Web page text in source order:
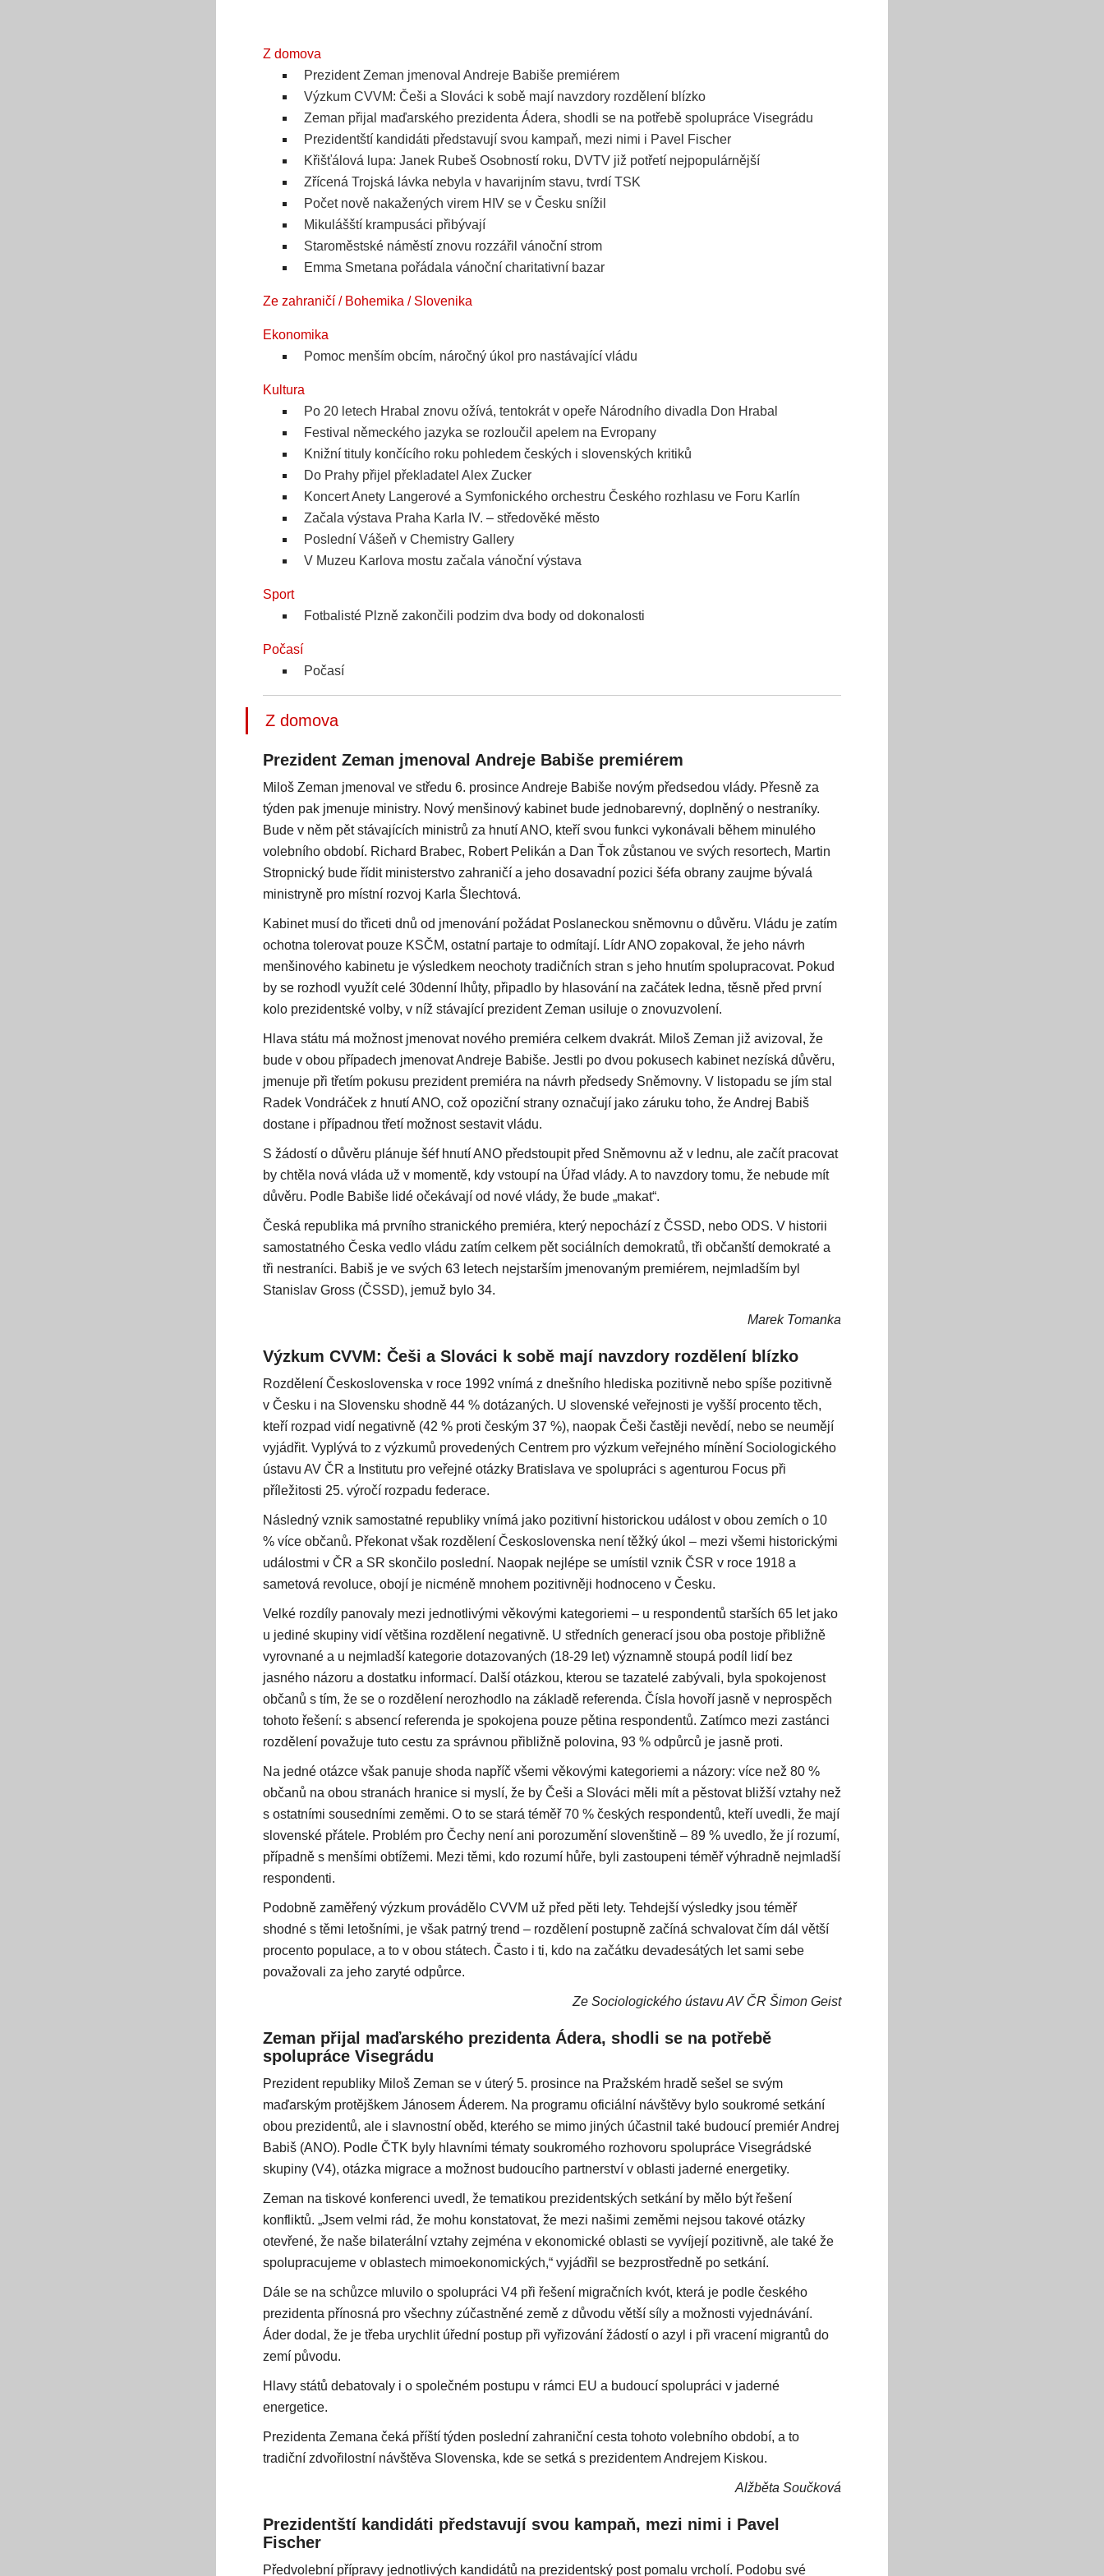
Z domova
Prezident Zeman jmenoval Andreje Babiše premiérem
Výzkum CVVM: Češi a Slováci k sobě mají navzdory rozdělení blízko
Zeman přijal maďarského prezidenta Ádera, shodli se na potřebě spolupráce Visegrádu
Prezidentští kandidáti představují svou kampaň, mezi nimi i Pavel Fischer
Křišťálová lupa: Janek Rubeš Osobností roku, DVTV již potřetí nejpopulárnější
Zřícená Trojská lávka nebyla v havarijním stavu, tvrdí TSK
Počet nově nakažených virem HIV se v Česku snížil
Mikulášští krampusáci přibývají
Staroměstské náměstí znovu rozzářil vánoční strom
Emma Smetana pořádala vánoční charitativní bazar
Ze zahraničí / Bohemika / Slovenika
Ekonomika
Pomoc menším obcím, náročný úkol pro nastávající vládu
Kultura
Po 20 letech Hrabal znovu ožívá, tentokrát v opeře Národního divadla Don Hrabal
Festival německého jazyka se rozloučil apelem na Evropany
Knižní tituly končícího roku pohledem českých i slovenských kritiků
Do Prahy přijel překladatel Alex Zucker
Koncert Anety Langerové a Symfonického orchestru Českého rozhlasu ve Foru Karlín
Začala výstava Praha Karla IV. – středověké město
Poslední Vášeň v Chemistry Gallery
V Muzeu Karlova mostu začala vánoční výstava
Sport
Fotbalisté Plzně zakončili podzim dva body od dokonalosti
Počasí
Počasí
Z domova
Prezident Zeman jmenoval Andreje Babiše premiérem
Miloš Zeman jmenoval ve středu 6. prosince Andreje Babiše novým předsedou vlády. Přesně za
týden pak jmenuje ministry. Nový menšinový kabinet bude jednobarevný, doplněný o nestraníky.
Bude v něm pět stávajících ministrů za hnutí ANO, kteří svou funkci vykonávali během minulého
volebního období. Richard Brabec, Robert Pelikán a Dan Ťok zůstanou ve svých resortech, Martin
Stropnický bude řídit ministerstvo zahraničí a jeho dosavadní pozici šéfa obrany zaujme bývalá
ministryně pro místní rozvoj Karla Šlechtová.
Kabinet musí do třiceti dnů od jmenování požádat Poslaneckou sněmovnu o důvěru. Vládu je zatím
ochotna tolerovat pouze KSČM, ostatní partaje to odmítají. Lídr ANO zopakoval, že jeho návrh
menšinového kabinetu je výsledkem neochoty tradičních stran s jeho hnutím spolupracovat. Pokud
by se rozhodl využít celé 30denní lhůty, připadlo by hlasování na začátek ledna, těsně před první
kolo prezidentské volby, v níž stávající prezident Zeman usiluje o znovuzvolení.
Hlava státu má možnost jmenovat nového premiéra celkem dvakrát. Miloš Zeman již avizoval, že
bude v obou případech jmenovat Andreje Babiše. Jestli po dvou pokusech kabinet nezíská důvěru,
jmenuje při třetím pokusu prezident premiéra na návrh předsedy Sněmovny. V listopadu se jím stal
Radek Vondráček z hnutí ANO, což opoziční strany označují jako záruku toho, že Andrej Babiš
dostane i případnou třetí možnost sestavit vládu.
S žádostí o důvěru plánuje šéf hnutí ANO předstoupit před Sněmovnu až v lednu, ale začít pracovat
by chtěla nová vláda už v momentě, kdy vstoupí na Úřad vlády. A to navzdory tomu, že nebude mít
důvěru. Podle Babiše lidé očekávají od nové vlády, že bude „makat“.
Česká republika má prvního stranického premiéra, který nepochází z ČSSD, nebo ODS. V historii
samostatného Česka vedlo vládu zatím celkem pět sociálních demokratů, tři občanští demokraté a
tři nestraníci. Babiš je ve svých 63 letech nejstarším jmenovaným premiérem, nejmladším byl
Stanislav Gross (ČSSD), jemuž bylo 34.
Marek Tomanka
Výzkum CVVM: Češi a Slováci k sobě mají navzdory rozdělení blízko
Rozdělení Československa v roce 1992 vnímá z dnešního hlediska pozitivně nebo spíše pozitivně
v Česku i na Slovensku shodně 44 % dotázaných. U slovenské veřejnosti je vyšší procento těch,
kteří rozpad vidí negativně (42 % proti českým 37 %), naopak Češi častěji nevědí, nebo se neumějí
vyjádřit. Vyplývá to z výzkumů provedených Centrem pro výzkum veřejného mínění Sociologického
ústavu AV ČR a Institutu pro veřejné otázky Bratislava ve spolupráci s agenturou Focus při
příležitosti 25. výročí rozpadu federace.
Následný vznik samostatné republiky vnímá jako pozitivní historickou událost v obou zemích o 10
% více občanů. Překonat však rozdělení Československa není těžký úkol – mezi všemi historickými
událostmi v ČR a SR skončilo poslední. Naopak nejlépe se umístil vznik ČSR v roce 1918 a
sametová revoluce, obojí je nicméně mnohem pozitivněji hodnoceno v Česku.
Velké rozdíly panovaly mezi jednotlivými věkovými kategoriemi – u respondentů starších 65 let jako
u jediné skupiny vidí většina rozdělení negativně. U středních generací jsou oba postoje přibližně
vyrovnané a u nejmladší kategorie dotazovaných (18-29 let) významně stoupá podíl lidí bez
jasného názoru a dostatku informací. Další otázkou, kterou se tazatelé zabývali, byla spokojenost
občanů s tím, že se o rozdělení nerozhodlo na základě referenda. Čísla hovoří jasně v neprospěch
tohoto řešení: s absencí referenda je spokojena pouze pětina respondentů. Zatímco mezi zastánci
rozdělení považuje tuto cestu za správnou přibližně polovina, 93 % odpůrců je jasně proti.
Na jedné otázce však panuje shoda napříč všemi věkovými kategoriemi a názory: více než 80 %
občanů na obou stranách hranice si myslí, že by Češi a Slováci měli mít a pěstovat bližší vztahy než
s ostatními sousedními zeměmi. O to se stará téměř 70 % českých respondentů, kteří uvedli, že mají
slovenské přátele. Problém pro Čechy není ani porozumění slovenštině – 89 % uvedlo, že jí rozumí,
případně s menšími obtížemi. Mezi těmi, kdo rozumí hůře, byli zastoupeni téměř výhradně nejmladší
respondenti.
Podobně zaměřený výzkum provádělo CVVM už před pěti lety. Tehdejší výsledky jsou téměř
shodné s těmi letošními, je však patrný trend – rozdělení postupně začíná schvalovat čím dál větší
procento populace, a to v obou státech. Často i ti, kdo na začátku devadesátých let sami sebe
považovali za jeho zaryté odpůrce.
Ze Sociologického ústavu AV ČR Šimon Geist
Zeman přijal maďarského prezidenta Ádera, shodli se na potřebě
spolupráce Visegrádu
Prezident republiky Miloš Zeman se v úterý 5. prosince na Pražském hradě sešel se svým
maďarským protějškem Jánosem Áderem. Na programu oficiální návštěvy bylo soukromé setkání
obou prezidentů, ale i slavnostní oběd, kterého se mimo jiných účastnil také budoucí premiér Andrej
Babiš (ANO). Podle ČTK byly hlavními tématy soukromého rozhovoru spolupráce Visegrádské
skupiny (V4), otázka migrace a možnost budoucího partnerství v oblasti jaderné energetiky.
Zeman na tiskové konferenci uvedl, že tematikou prezidentských setkání by mělo být řešení
konfliktů. „Jsem velmi rád, že mohu konstatovat, že mezi našimi zeměmi nejsou takové otázky
otevřené, že naše bilaterální vztahy zejména v ekonomické oblasti se vyvíjejí pozitivně, ale také že
spolupracujeme v oblastech mimoekonomických,“ vyjádřil se bezprostředně po setkání.
Dále se na schůzce mluvilo o spolupráci V4 při řešení migračních kvót, která je podle českého
prezidenta přínosná pro všechny zúčastněné země z důvodu větší síly a možnosti vyjednávání.
Áder dodal, že je třeba urychlit úřední postup při vyřizování žádostí o azyl i při vracení migrantů do
zemí původu.
Hlavy států debatovaly i o společném postupu v rámci EU a budoucí spolupráci v jaderné
energetice.
Prezidenta Zemana čeká příští týden poslední zahraniční cesta tohoto volebního období, a to
tradiční zdvořilostní návštěva Slovenska, kde se setká s prezidentem Andrejem Kiskou.
Alžběta Součková
Prezidentští kandidáti představují svou kampaň, mezi nimi i Pavel
Fischer
Předvolební přípravy jednotlivých kandidátů na prezidentský post pomalu vrcholí. Podobu své